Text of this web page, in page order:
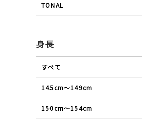
TONAL
身長
すべて
145cm〜149cm
150cm〜154cm